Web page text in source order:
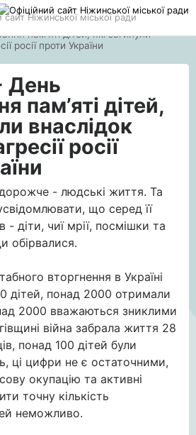
сайт Ніжинської міської ради
пам’яті дітей, які загинули
росії проти України
День
пам’яті дітей,
внаслідок
росії
- людські життя. Та
що серед її
- діти, чиї мрії, посмішки та
обірвалися.
вторгнення в Україні
дітей, понад 2000 отримали
2000 вважаються зниклими
війна забрала життя 28
понад 100 дітей були
ці цифри не є остаточними,
окупацію та активні
точну кількість
неможливо.